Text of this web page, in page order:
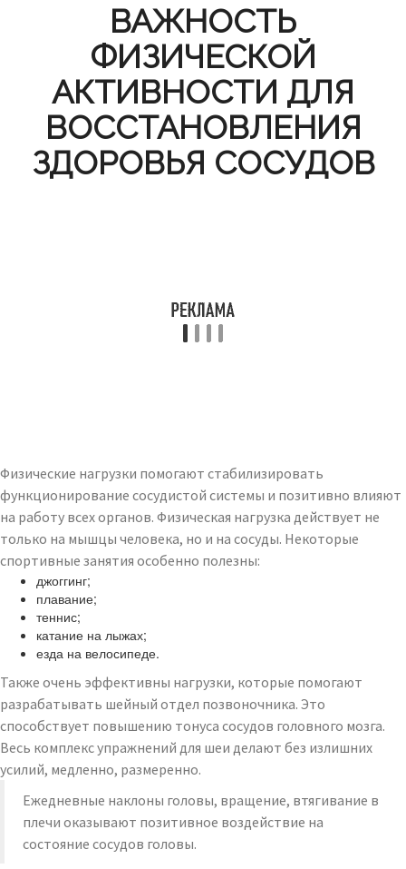
ВАЖНОСТЬ
ФИЗИЧЕСКОЙ
АКТИВНОСТИ ДЛЯ
ВОССТАНОВЛЕНИЯ
ЗДОРОВЬЯ СОСУДОВ
Физические нагрузки помогают стабилизировать
функционирование сосудистой системы и позитивно влияют
на работу всех органов. Физическая нагрузка действует не
только на мышцы человека, но и на сосуды. Некоторые
спортивные занятия особенно полезны:
джоггинг;
плавание;
теннис;
катание на лыжах;
езда на велосипеде.
Также очень эффективны нагрузки, которые помогают
разрабатывать шейный отдел позвоночника. Это
способствует повышению тонуса сосудов головного мозга.
Весь комплекс упражнений для шеи делают без излишних
усилий, медленно, размеренно.
Ежедневные наклоны головы, вращение, втягивание в
плечи оказывают позитивное воздействие на
состояние сосудов головы.